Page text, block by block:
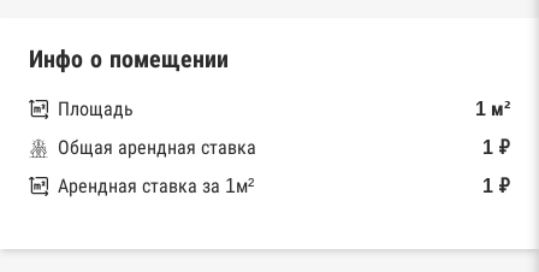
Инфо о помещении
Площадь
1 м²
Общая арендная ставка
1 ₽
Арендная ставка за 1м²
1 ₽